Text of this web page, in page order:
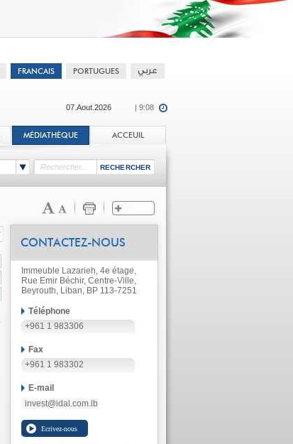
07.Aout.2026 | 9:08
MÉDIATHÈQUE ACCEUIL
CONTACTEZ-NOUS
Immeuble Lazarieh, 4e étage,
Rue Emir Béchir, Centre-Ville,
Beyrouth, Liban, BP 113-7251
Téléphone
+961 1 983306
Fax
+961 1 983302
E-mail
invest@idal.com.lb